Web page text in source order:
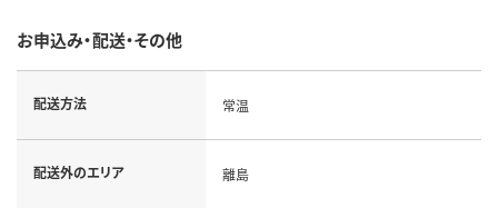
お申込み・配送・その他
配送方法 常温
配送外のエリア 離島